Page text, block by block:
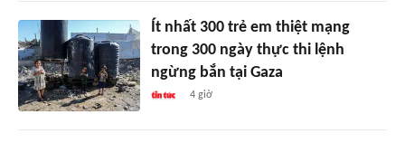
Ít nhất 300 trẻ em thiệt mạng
trong 300 ngày thực thi lệnh
ngừng bắn tại Gaza
4 giờ